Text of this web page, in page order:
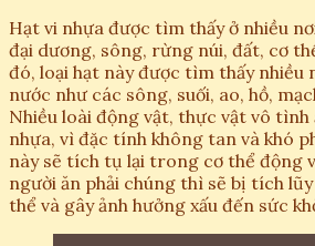
Hạt vi nhựa được tìm thấy ở nhiều
đại dương, sông, rừng núi, đất, cơ
đó, loại hạt này được tìm thấy nhiều
nước như các sông, suối, ao, hồ,
Nhiều loài động vật, thực vật vô tình
nhựa, vì đặc tính không tan và khó
này sẽ tích tụ lại trong cơ thể động
người ăn phải chúng thì sẽ bị tích
thể và gây ảnh hưởng xấu đến sức